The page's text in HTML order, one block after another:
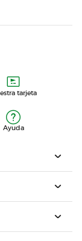
tarjeta
Ayuda